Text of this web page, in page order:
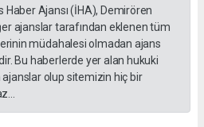
Haber Ajansı (İHA), Demirören
ajanslar tarafından eklenen tüm
müdahalesi olmadan ajans
Bu haberlerde yer alan hukuki
olup sitemizin hiç bir